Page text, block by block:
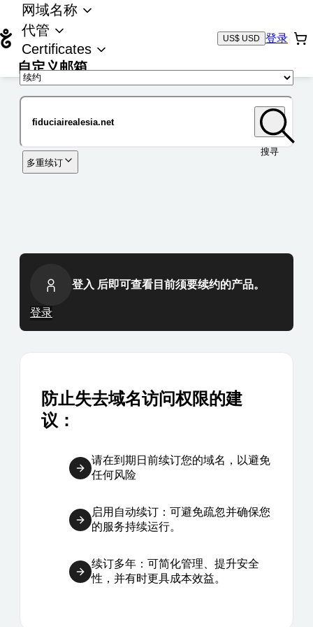
网域名称
代管
Certificates
自定义邮箱
US$ USD 登录
搜寻
多重续订
登入 后即可查看目前须要续约的产品。
登录
防止失去域名访问权限的建
议：
请在到期日前续订您的域名，以避免
任何风险
启用自动续订：可避免疏忽并确保您
的服务持续运行。
续订多年：可简化管理、提升安全
性，并有时更具成本效益。